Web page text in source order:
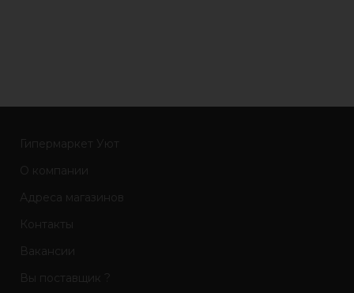
Гипермаркет Уют
О компании
Адреса магазинов
Контакты
Вакансии
Вы поставщик ?